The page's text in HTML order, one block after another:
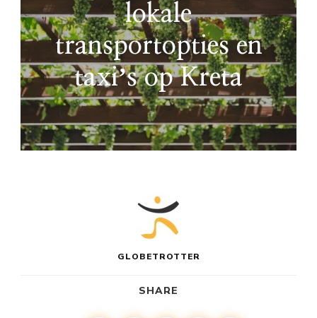
lokale
transportopties en
taxiʼs op Kreta
GLOBETROTTER
SHARE